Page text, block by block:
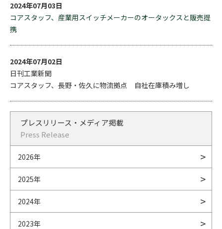
2024年07月03日
コアスタッフ、産業用スイッチメーカーのオータックスと販売提
携
2024年07月02日
日刊工業新聞
コアスタッフ、長野・佐久に物流拠点 自社在庫積み増し
プレスリリース・メディア掲載
Press Release
2026年
2025年
2024年
2023年